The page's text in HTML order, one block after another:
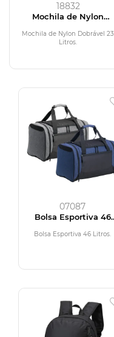
18832
Mochila de Nylon
Mochila de Nylon Dobrável 23
Litros.
07087
Bolsa Esportiva 46
Bolsa Esportiva 46 Litros.